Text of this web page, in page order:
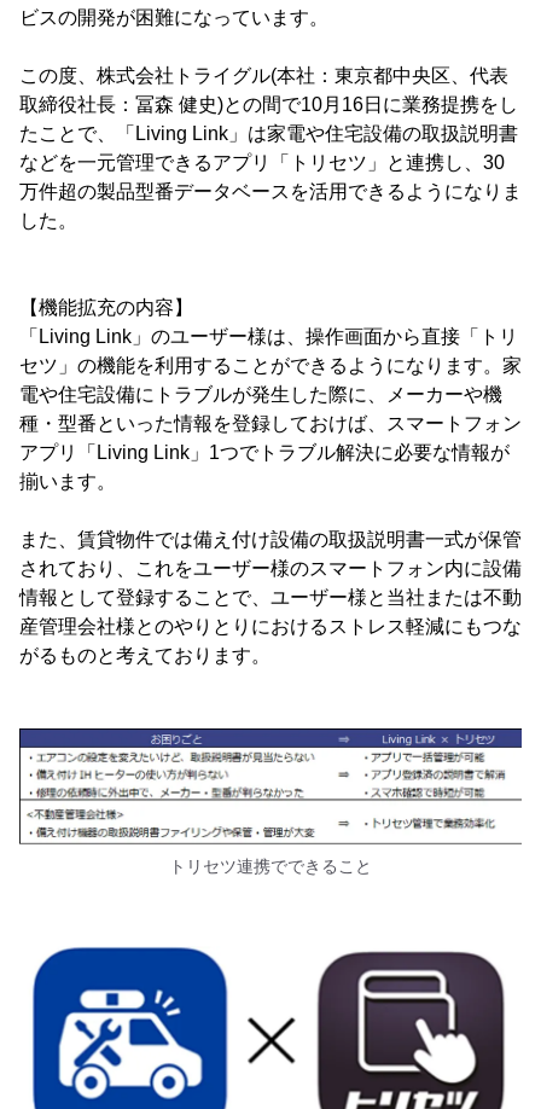
ビスの開発が困難になっています。
この度、株式会社トライグル(本社：東京都中央区、代表
取締役社長：冨森 健史)との間で10月16日に業務提携をし
たことで、「Living Link」は家電や住宅設備の取扱説明書
などを一元管理できるアプリ「トリセツ」と連携し、30
万件超の製品型番データベースを活用できるようになりま
した。
【機能拡充の内容】
「Living Link」のユーザー様は、操作画面から直接「トリ
セツ」の機能を利用することができるようになります。家
電や住宅設備にトラブルが発生した際に、メーカーや機
種・型番といった情報を登録しておけば、スマートフォン
アプリ「Living Link」1つでトラブル解決に必要な情報が
揃います。
また、賃貸物件では備え付け設備の取扱説明書一式が保管
されており、これをユーザー様のスマートフォン内に設備
情報として登録することで、ユーザー様と当社または不動
産管理会社様とのやりとりにおけるストレス軽減にもつな
がるものと考えております。
トリセツ連携でできること